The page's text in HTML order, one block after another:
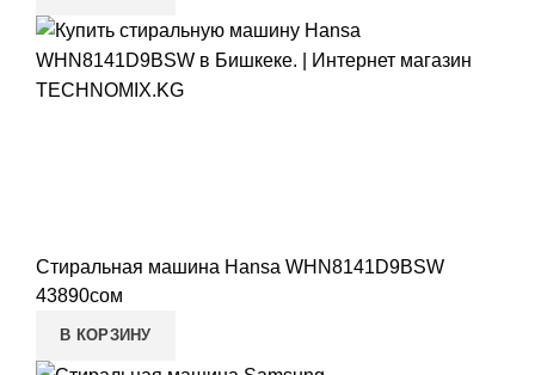
Стиральная машина Hansa WHN8141D9BSW
43890сом
В КОРЗИНУ